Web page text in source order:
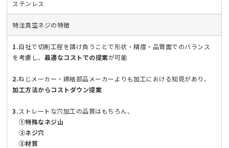
ステンレス
特注真空ネジの特徴
1.自社で切削工程を請け負うことで形状・精度・品質面でのバランス
を考慮し、 最適なコストでの提案が可能
2.ねじメーカー・締結部品メーカーよりも加工における知見があり、
加工方法からコストダウン提案
3.ストレートな穴加工の品質はもちろん、
①特殊なネジ山
②ネジ穴
③材質